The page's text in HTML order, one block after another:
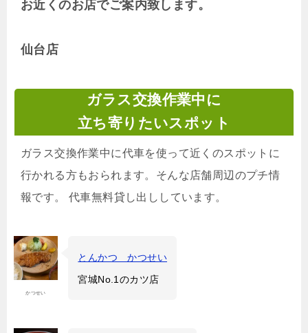
お近くのお店でご案内致します。
仙台店
ガラス交換作業中に
立ち寄りたいスポット
ガラス交換作業中に代車を使って近くのスポットに
行かれる方もおられます。そんな店舗周辺のプチ情
報です。 代車無料貸し出ししています。
かつせい
とんかつ かつせい
宮城No.1のカツ店